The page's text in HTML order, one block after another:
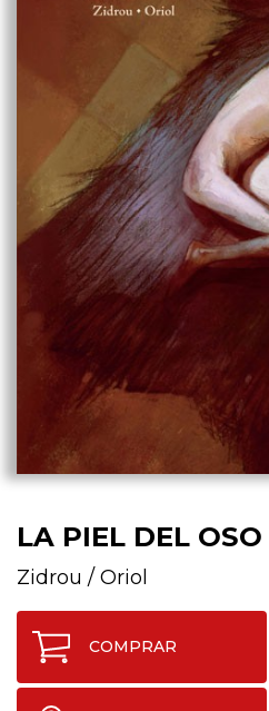
LA PIEL DEL OSO
Zidrou / Oriol
COMPRAR